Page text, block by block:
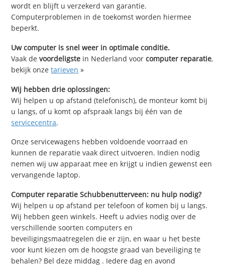
wordt en blijft u verzekerd van garantie.
Computerproblemen in de toekomst worden hiermee
beperkt.
Uw computer is snel weer in optimale conditie.
Vaak devoordeligste in Nederland voorcomputer reparatie,
bekijk onzetarieven »
Wij hebben drie oplossingen:
Wij helpen u op afstand (telefonisch), de monteur komt bij
u langs, of u komt op afspraak langs bij één van de
servicecentra.
Onze servicewagens hebben voldoende voorraad en
kunnen de reparatie vaak direct uitvoeren. Indien nodig
nemen wij uw apparaat mee en krijgt u indien gewenst een
vervangende laptop.
Computer reparatie Schubbenutterveen: nu hulp nodig?
Wij helpen u op afstand per telefoon of komen bij u langs.
Wij hebben geen winkels. Heeft u advies nodig over de
verschillende soorten computers en
beveiligingsmaatregelen die er zijn, en waar u het beste
voor kunt kiezen om de hoogste graad van beveiliging te
behalen? Bel deze middag . Iedere dag en avond